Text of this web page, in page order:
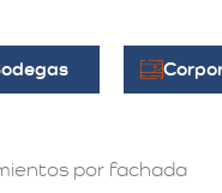
por fachada